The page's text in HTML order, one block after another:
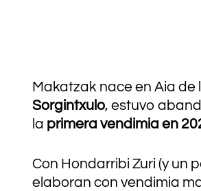
Makatzak nace en Aia de
Sorgintxulo, estuvo
la primera vendimia en
Con Hondarribi Zuri (y un
elaboran con vendimia